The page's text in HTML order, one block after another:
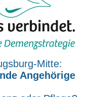
Mitte:
Angehörige